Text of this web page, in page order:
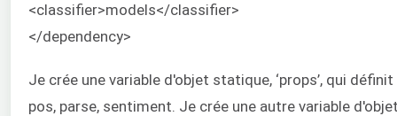
<classifier>models</classifier>
</dependency>
Je crée une variable d'objet statique, ‘props’, qui
pos, parse, sentiment. Je crée une autre variable